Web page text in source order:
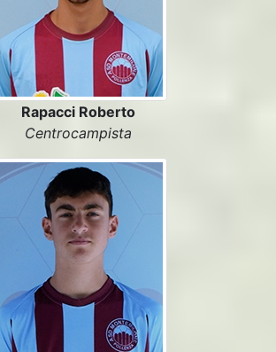
Rapacci Roberto
Centrocampista